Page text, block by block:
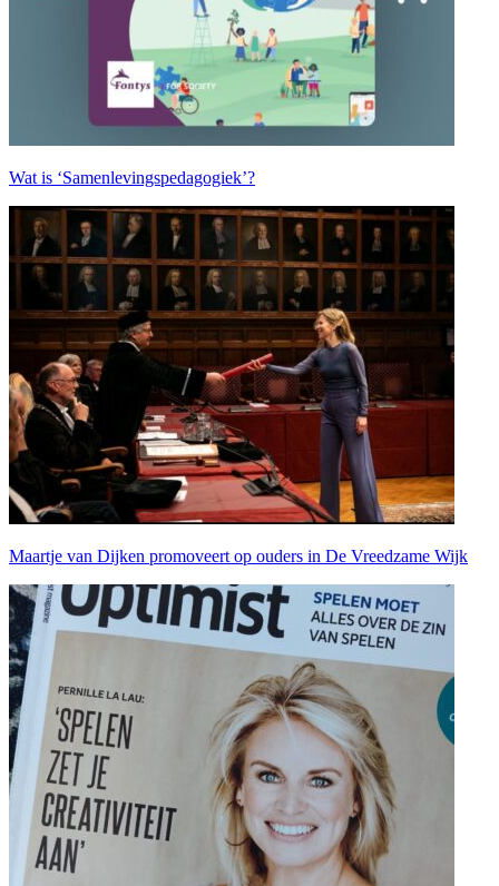
Wat is ‘Samenlevingspedagogiek’?
Maartje van Dijken promoveert op ouders in De Vreedzame Wijk